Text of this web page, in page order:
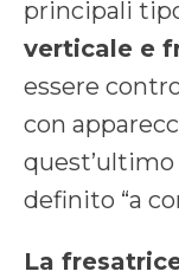
principali
verticale e
essere
con
definito “a
La